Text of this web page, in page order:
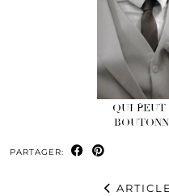
QUI PEUT
PARTAGER: